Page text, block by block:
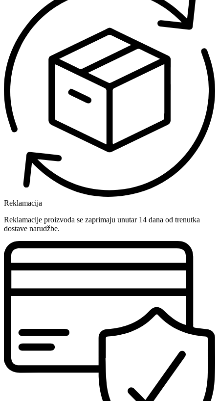
Reklamacija
Reklamacije proizvoda se zaprimaju unutar 14 dana od trenutka
dostave narudžbe.